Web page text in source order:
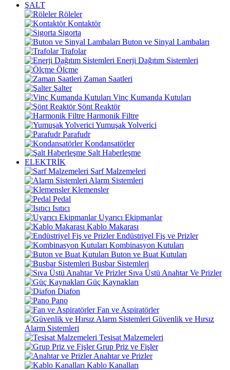
ŞALT
Röleler
Kontaktör
Sigorta
Buton ve Sinyal Lambaları
Trafolar
Enerji Dağıtım Sistemleri
Ölçme
Zaman Saatleri
Şalter
Vinç Kumanda Kutuları
Şönt Reaktör
Harmonik Filtre
Yumuşak Yolverici
Parafudr
Kondansatörler
Şalt Haberleşme
ELEKTRİK
Sarf Malzemeleri
Alarm Sistemleri
Klemensler
Pedal
Isıtıcı
Uyarıcı Ekipmanlar
Kablo Makarası
Endüstriyel Fiş ve Prizler
Kombinasyon Kutuları
Buton ve Buat Kutuları
Busbar Sistemleri
Sıva Üstü Anahtar Ve Prizler
Güç Kaynakları
Diafon
Pano
Fan ve Aspiratörler
Güvenlik ve Hırsız
Alarm Sistemleri
Tesisat Malzemeleri
Grup Priz ve Fişler
Anahtar ve Prizler
Kablo Kanalları